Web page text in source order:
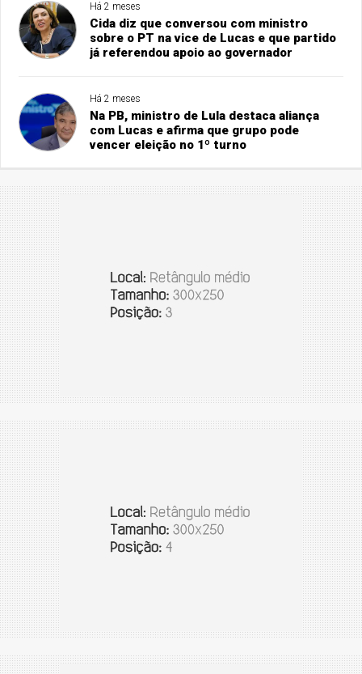
Há 2 meses
Cida diz que conversou com ministro
sobre o PT na vice de Lucas e que partido
já referendou apoio ao governador
Há 2 meses
Na PB, ministro de Lula destaca aliança
com Lucas e afirma que grupo pode
vencer eleição no 1º turno